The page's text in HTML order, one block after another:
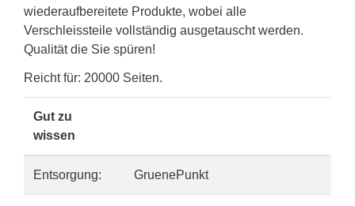
wiederaufbereitete Produkte, wobei alle
Verschleissteile vollständig ausgetauscht werden.
Qualität die Sie spüren!
Reicht für: 20000 Seiten.
Gut zu
wissen
Entsorgung: GruenePunkt